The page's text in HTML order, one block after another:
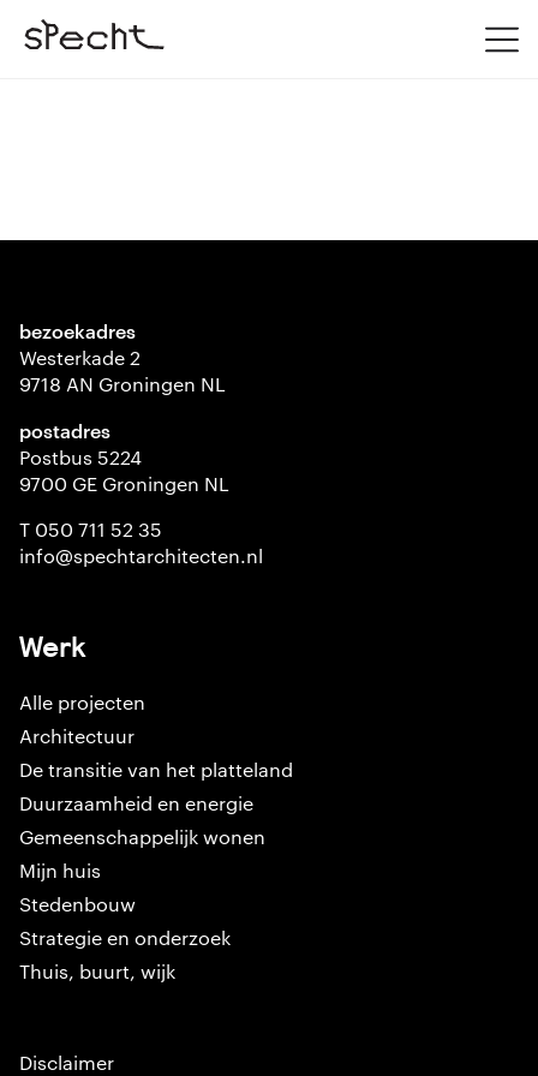
bezoekadres
Westerkade 2
9718 AN Groningen NL
postadres
Postbus 5224
9700 GE Groningen NL
T 050 711 52 35
info@spechtarchitecten.nl
Werk
Alle projecten
Architectuur
De transitie van het platteland
Duurzaamheid en energie
Gemeenschappelijk wonen
Mijn huis
Stedenbouw
Strategie en onderzoek
Thuis, buurt, wijk
Disclaimer